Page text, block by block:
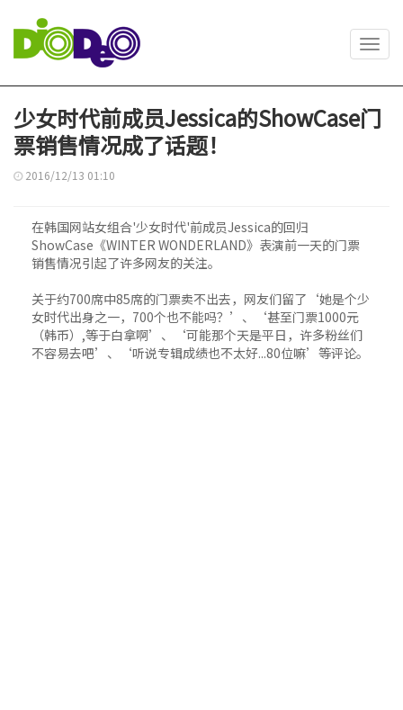
少女时代前成员Jessica的ShowCase门
票销售情况成了话题！
2016/12/13 01:10
在韩国网站女组合'少女时代'前成员Jessica的回归
ShowCase《WINTER WONDERLAND》表演前一天的门票
销售情况引起了许多网友的关注。
关于约700席中85席的门票卖不出去，网友们留了‘她是个少
女时代出身之一，700个也不能吗？’、‘甚至门票1000元
（韩币）,等于白拿啊’、‘可能那个天是平日，许多粉丝们
不容易去吧’、‘听说专辑成绩也不太好...80位嘛’等评论。